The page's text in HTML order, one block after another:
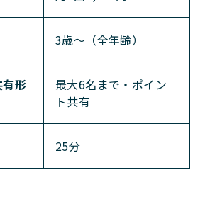
3歳～（全年齢）
形
最大6名まで・ポイン
ト共有
25分